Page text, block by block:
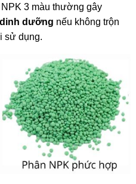
3 màu thường gây
dưỡng nếu không trộn
sử dụng.